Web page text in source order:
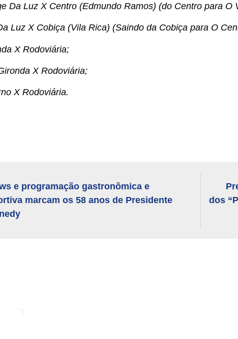
Da Luz X Centro (Edmundo Ramos) (do Centro para O
Luz X Cobiça (Vila Rica) (Saindo da Cobiça para O
X Rodoviária;
X Rodoviária;
X Rodoviária.
e programação gastronômica e
marcam os 58 anos de Presidente
dos